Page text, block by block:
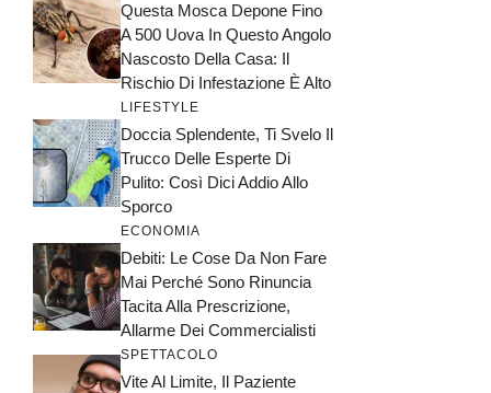
Questa Mosca Depone Fino
A 500 Uova In Questo Angolo
Nascosto Della Casa: Il
Rischio Di Infestazione È Alto
LIFESTYLE
Doccia Splendente, Ti Svelo Il
Trucco Delle Esperte Di
Pulito: Così Dici Addio Allo
Sporco
ECONOMIA
Debiti: Le Cose Da Non Fare
Mai Perché Sono Rinuncia
Tacita Alla Prescrizione,
Allarme Dei Commercialisti
SPETTACOLO
Vite Al Limite, Il Paziente